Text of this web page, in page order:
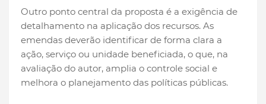
Outro ponto central da proposta é a exigência de
detalhamento na aplicação dos recursos. As
emendas deverão identificar de forma clara a
ação, serviço ou unidade beneficiada, o que, na
avaliação do autor, amplia o controle social e
melhora o planejamento das políticas públicas.